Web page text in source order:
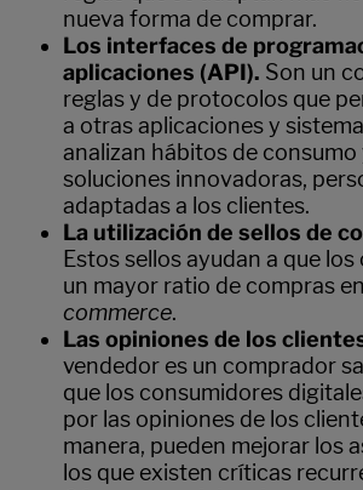
nueva forma de comprar.
Los interfaces de
aplicaciones (API). Son un
reglas y de protocolos que
a otras aplicaciones y
analizan hábitos de
soluciones innovadoras,
adaptadas a los clientes.
La utilización de sellos de
Estos sellos ayudan a que
un mayor ratio de compras
commerce.
Las opiniones de los
vendedor es un comprador
que los consumidores
por las opiniones de los
manera, pueden mejorar los
los que existen críticas